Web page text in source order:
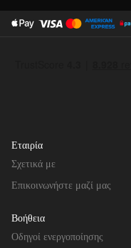
Εταιρία
Σχετικά με
Επικοινωνήστε μαζί μας
Βοήθεια
Οδηγοί ενεργοποίησης